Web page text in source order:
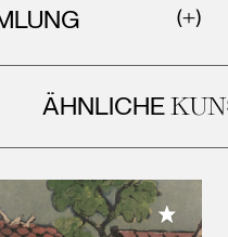
ÄHNLICHE
hinzufügen
Meiner